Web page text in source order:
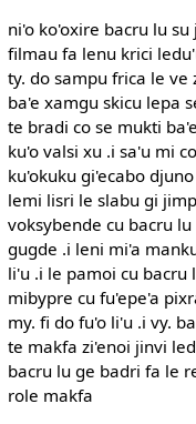
ni'o ko'oxire bacru lu
filmau fa lenu krici
ty. do sampu frica le ve
ba'e xamgu skicu lepa
te bradi co se mukti
ku'o valsi xu .i sa'u mi
ku'okuku gi'ecabo
lemi lisri le slabu gi
voksybende cu bacru
gugde .i leni mi'a
li'u .i le pamoi cu
mibypre cu fu'epe'a
my. fi do fu'o li'u .i vy.
te makfa zi'enoi jinvi
bacru lu ge badri fa le
role makfa